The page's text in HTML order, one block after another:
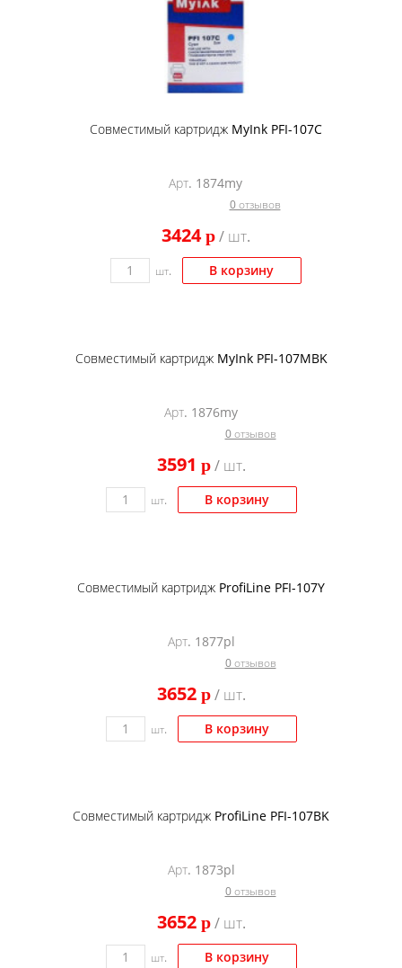
Совместимый картридж MyInk PFI-107C
Арт. 1874my
0 отзывов
3424p/ шт.
шт. В корзину
Совместимый картридж MyInk PFI-107MBK
Арт. 1876my
0 отзывов
3591 p/ шт.
шт. В корзину
Совместимый картридж ProfiLine PFI-107Y
Арт. 1877pl
0 отзывов
3652 p/ шт.
шт. В корзину
Совместимый картридж ProfiLine PFI-107BK
Арт. 1873pl
0 отзывов
3652 p/ шт.
шт. В корзину